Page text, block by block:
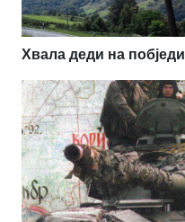
Хвала деди на побједи